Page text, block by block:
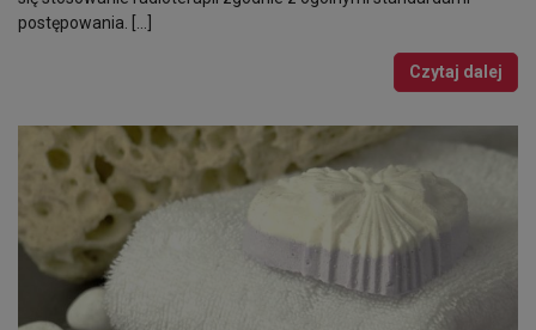
postępowania. […]
Czytaj dalej